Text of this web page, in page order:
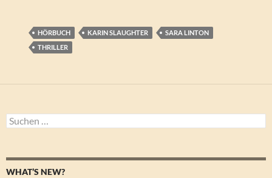
HÖRBUCH KARIN SLAUGHTER
SARA LINTON
THRILLER
Suchen
nach:
WHAT’S NEW?